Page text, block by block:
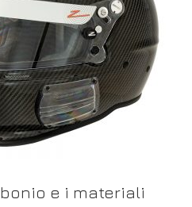
e i materiali